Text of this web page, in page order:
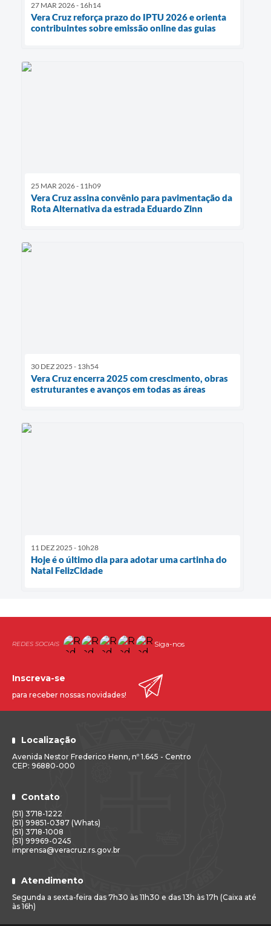
27 MAR 2026 - 16h14
Vera Cruz reforça prazo do IPTU 2026 e orienta
contribuintes sobre emissão online das guias
25 MAR 2026 - 11h09
Vera Cruz assina convênio para pavimentação da
Rota Alternativa da estrada Eduardo Zinn
30 DEZ 2025 - 13h54
Vera Cruz encerra 2025 com crescimento, obras
estruturantes e avanços em todas as áreas
11 DEZ 2025 - 10h28
Hoje é o último dia para adotar uma cartinha do
Natal FelizCidade
Siga-nos
Localização
Avenida Nestor Frederico Henn, nº 1.645 - Centro
CEP: 96880-000
Contato
(51) 3718-1222
(51) 99851-0387 (Whats)
(51) 3718-1008
(51) 99969-0245
imprensa@veracruz.rs.gov.br
Atendimento
Segunda a sexta-feira das 7h30 às 11h30 e das 13h às 17h (Caixa até
às 16h)
Inscreva-se
para receber nossas novidades!